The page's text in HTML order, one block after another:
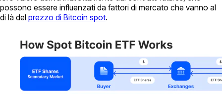
possono essere influenzati da fattori di mercato che vanno al
di là del prezzo di Bitcoin spot.